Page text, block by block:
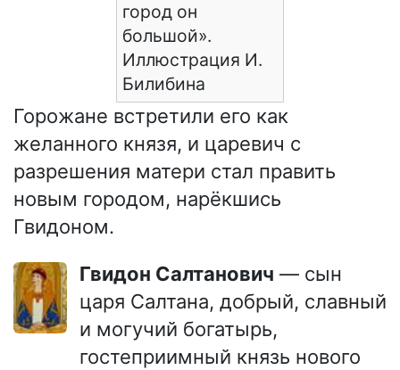
город он
большой».
Иллюстрация И.
Билибина
Горожане встретили его как
желанного князя, и царевич с
разрешения матери стал править
новым городом, нарёкшись
Гвидоном.
Гвидон Салтанович — сын
царя Салтана, добрый, славный
и могучий богатырь,
гостеприимный князь нового